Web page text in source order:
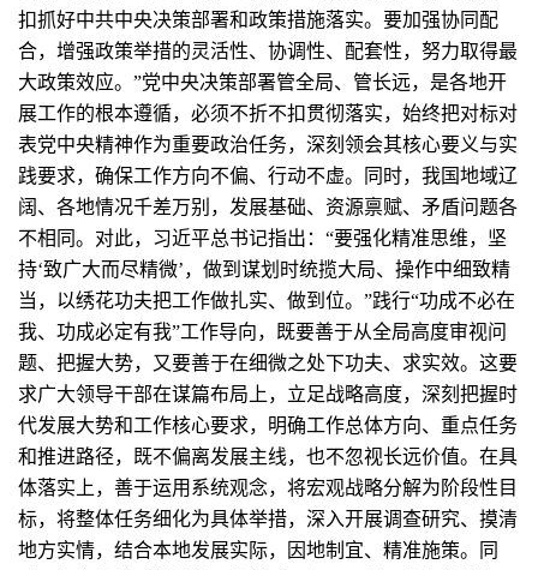
扣抓好中共中央决策部署和政策措施落实。要加强协同配
合，增强政策举措的灵活性、协调性、配套性，努力取得最
大政策效应。”党中央决策部署管全局、管长远，是各地开
展工作的根本遵循，必须不折不扣贯彻落实，始终把对标对
表党中央精神作为重要政治任务，深刻领会其核心要义与实
践要求，确保工作方向不偏、行动不虚。同时，我国地域辽
阔、各地情况千差万别，发展基础、资源禀赋、矛盾问题各
不相同。对此，习近平总书记指出：“要强化精准思维，坚
持‘致广大而尽精微’，做到谋划时统揽大局、操作中细致精
当，以绣花功夫把工作做扎实、做到位。”践行“功成不必在
我、功成必定有我”工作导向，既要善于从全局高度审视问
题、把握大势，又要善于在细微之处下功夫、求实效。这要
求广大领导干部在谋篇布局上，立足战略高度，深刻把握时
代发展大势和工作核心要求，明确工作总体方向、重点任务
和推进路径，既不偏离发展主线，也不忽视长远价值。在具
体落实上，善于运用系统观念，将宏观战略分解为阶段性目
标，将整体任务细化为具体举措，深入开展调查研究、摸清
地方实情，结合本地发展实际，因地制宜、精准施策。同